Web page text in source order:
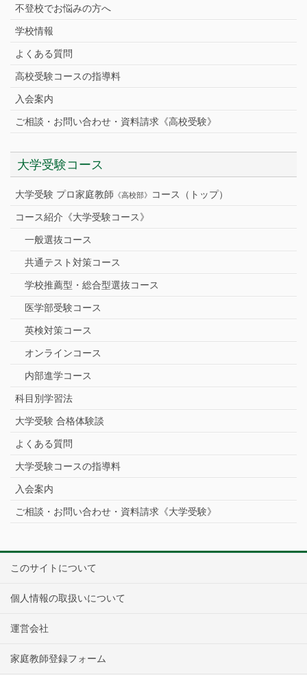
不登校でお悩みの方へ
学校情報
よくある質問
高校受験コースの指導料
入会案内
ご相談・お問い合わせ・資料請求《高校受験》
大学受験コース
大学受験 プロ家庭教師 《高校部》 コース（トップ）
コース紹介《大学受験コース》
一般選抜コース
共通テスト対策コース
学校推薦型・総合型選抜コース
医学部受験コース
英検対策コース
オンラインコース
内部進学コース
科目別学習法
大学受験 合格体験談
よくある質問
大学受験コースの指導料
入会案内
ご相談・お問い合わせ・資料請求《大学受験》
このサイトについて
個人情報の取扱いについて
運営会社
家庭教師登録フォーム